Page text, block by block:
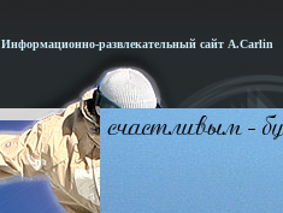
Информационно-развлекательный сайт А.Carlin